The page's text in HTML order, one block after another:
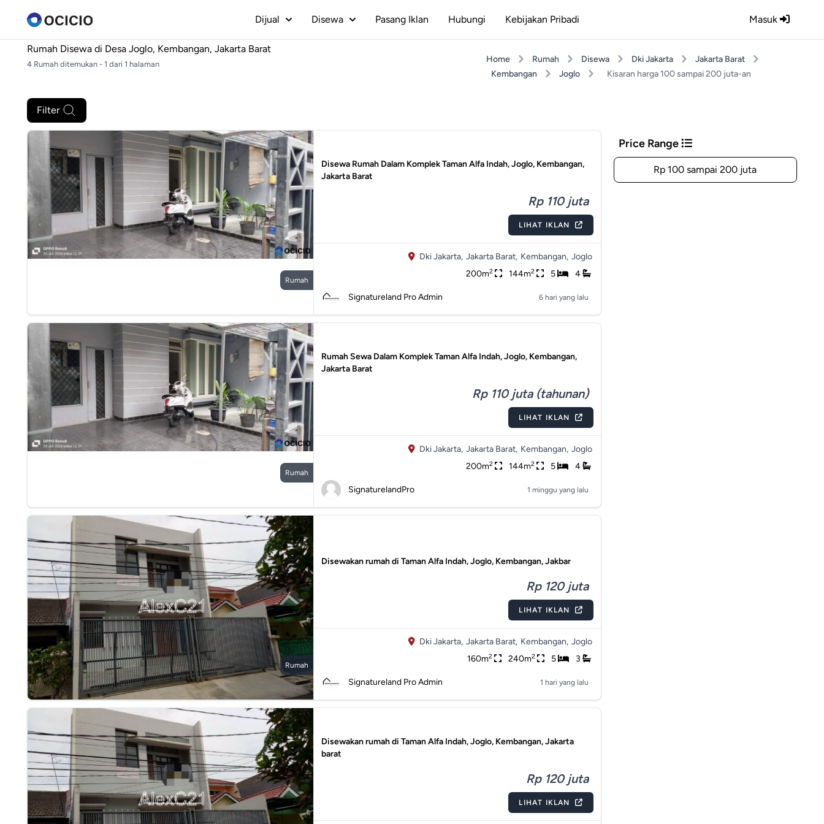
Masuk
Dijual Disewa Pasang Iklan Hubungi Kebijakan Pribadi
Rumah Disewa di Desa Joglo, Kembangan, Jakarta Barat
4 Rumah ditemukan - 1 dari 1 halaman Home Rumah Disewa Dki Jakarta
Jakarta Barat
Kembangan
Joglo Kisaran harga 100 sampai 200 juta-an
Filter
Rumah
Disewa Rumah Dalam Komplek Taman Alfa Indah, Joglo, Kembangan,
Jakarta Barat
Rp 110 juta
LIHAT IKLAN
Dki Jakarta, Jakarta Barat, Kembangan, Joglo
200m2 144m2 5 4
Signatureland Pro Admin 6 hari yang lalu
Rumah
Rumah Sewa Dalam Komplek Taman Alfa Indah, Joglo, Kembangan,
Jakarta Barat
Rp 110 juta (tahunan)
LIHAT IKLAN
Dki Jakarta, Jakarta Barat, Kembangan, Joglo
200m2 144m2 5 4
SignaturelandPro 1 minggu yang lalu
Rumah
Disewakan rumah di Taman Alfa Indah, Joglo, Kembangan, Jakbar
Rp 120 juta
LIHAT IKLAN
Dki Jakarta, Jakarta Barat, Kembangan, Joglo
160m2 240m2 5 3
Signatureland Pro Admin 1 hari yang lalu
Disewakan rumah di Taman Alfa Indah, Joglo, Kembangan, Jakarta
barat
Rp 120 juta
LIHAT IKLAN
Price Range
Rp 100 sampai 200 juta